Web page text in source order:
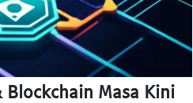
Masa Kini